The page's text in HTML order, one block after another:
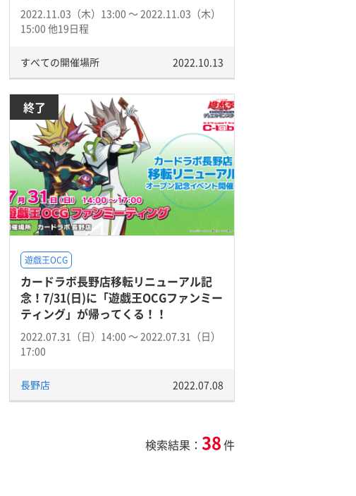
2022.11.03（木）13:00 〜 2022.11.03（木）
15:00 他19日程
すべての開催場所 2022.10.13
終了
遊戯王OCG
カードラボ長野店移転リニューアル記
念！7/31(日)に「遊戯王OCGファンミー
ティング」が帰ってくる！！
2022.07.31（日）14:00 〜 2022.07.31（日）
17:00
長野店 2022.07.08
検索結果： 38件